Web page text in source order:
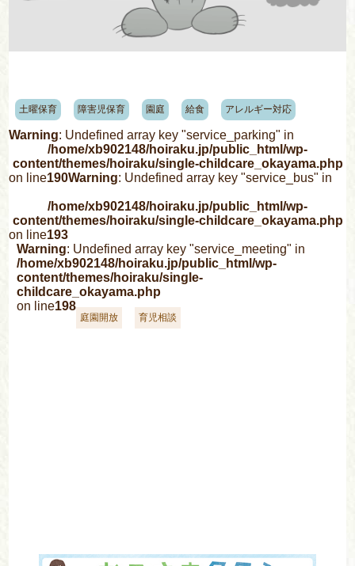
土曜保育 障害児保育 園庭 給食 アレルギー対応
Warning: Undefined array key "service_parking" in
/home/xb902148/hoiraku.jp/public_html/wp-
content/themes/hoiraku/single-childcare_okayama.php
on line190Warning: Undefined array key "service_bus" in
/home/xb902148/hoiraku.jp/public_html/wp-
content/themes/hoiraku/single-childcare_okayama.php
on line193
Warning: Undefined array key "service_meeting" in
/home/xb902148/hoiraku.jp/public_html/wp-
content/themes/hoiraku/single-
childcare_okayama.php
on line198
庭園開放 育児相談